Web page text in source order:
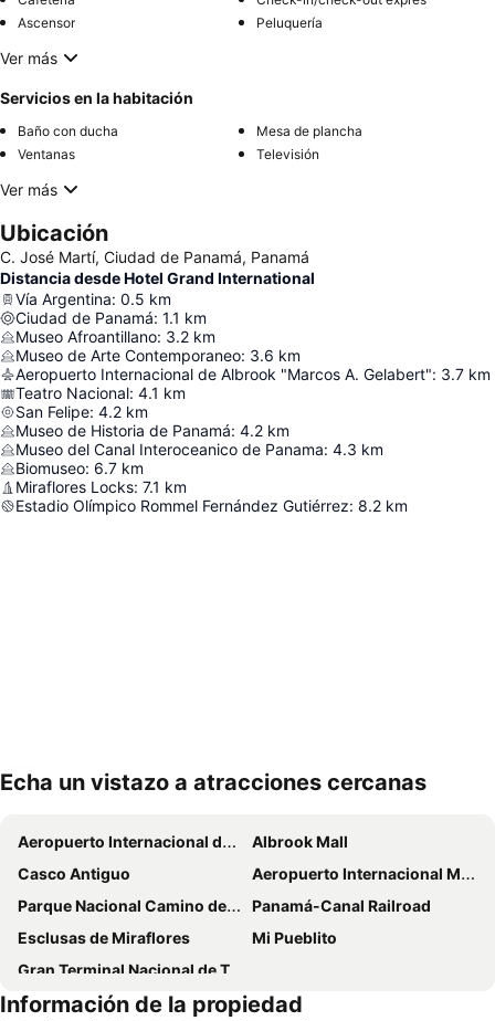
Ascensor
Peluquería
Ver más
Servicios en la habitación
Baño con ducha
Mesa de plancha
Ventanas
Televisión
Ver más
Ubicación
C. José Martí, Ciudad de Panamá, Panamá
Distancia desde Hotel Grand International
Vía Argentina: 0.5 km
Ciudad de Panamá: 1.1 km
Museo Afroantillano: 3.2 km
Museo de Arte Contemporaneo: 3.6 km
Aeropuerto Internacional de Albrook "Marcos A. Gelabert": 3.7 km
Teatro Nacional: 4.1 km
San Felipe: 4.2 km
Museo de Historia de Panamá: 4.2 km
Museo del Canal Interoceanico de Panama: 4.3 km
Biomuseo: 6.7 km
Miraflores Locks: 7.1 km
Estadio Olímpico Rommel Fernández Gutiérrez: 8.2 km
Echa un vistazo a atracciones cercanas
Aeropuerto Internacional de Tocumen
Albrook Mall
Casco Antiguo
Aeropuerto Internacional Marcos A Gelabert o Albrook
Parque Nacional Camino de Cruces
Panamá-Canal Railroad
Esclusas de Miraflores
Mi Pueblito
Gran Terminal Nacional de Transporte de Albrook
Información de la propiedad